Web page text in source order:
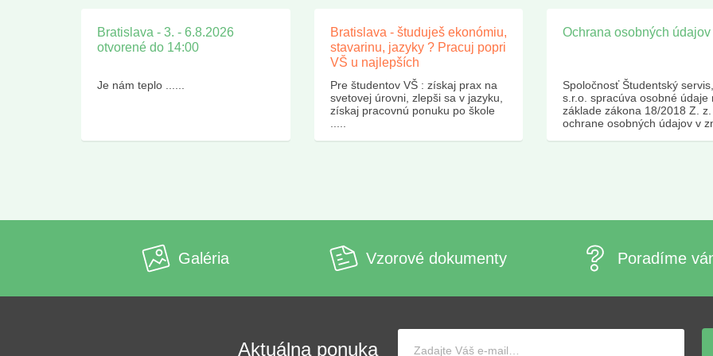
Bratislava - 3. - 6.8.2026
otvorené do 14:00
Je nám teplo ......
Bratislava - študuješ ekonómiu,
stavarinu, jazyky ? Pracuj popri
VŠ u najlepších
Pre študentov VŠ : získaj prax na
svetovej úrovni, zlepši sa v jazyku,
získaj pracovnú ponuku po škole
Ochrana osobných údajov
Spoločnosť Študentský servis,
s.r.o. spracúva osobné údaje
základe zákona 18/2018 Z.
ochrane osobných údajov v
Galéria Vzorové dokumenty Poradíme
Aktuálna ponuka